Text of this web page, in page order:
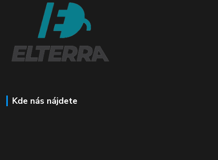
Kde nás nájdete